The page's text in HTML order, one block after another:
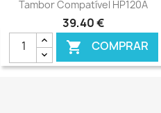
Tambor Compatível HP120A
39,40 €
 COMPRAR